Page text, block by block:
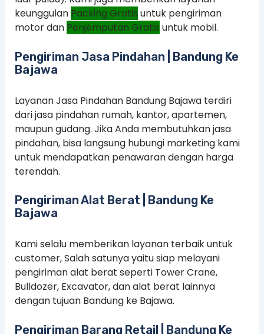
keunggulan Packing Gratis untuk pengiriman
motor dan Penjemputan Gratis untuk mobil.
Pengiriman Jasa Pindahan | Bandung Ke
Bajawa
Layanan Jasa Pindahan Bandung Bajawa terdiri
dari jasa pindahan rumah, kantor, apartemen,
maupun gudang. Jika Anda membutuhkan jasa
pindahan, bisa langsung hubungi marketing kami
untuk mendapatkan penawaran dengan harga
terendah.
Pengiriman Alat Berat | Bandung Ke
Bajawa
Kami selalu memberikan layanan terbaik untuk
customer, Salah satunya yaitu siap melayani
pengiriman alat berat seperti Tower Crane,
Bulldozer, Excavator, dan alat berat lainnya
dengan tujuan Bandung ke Bajawa.
Pengiriman Barang Retail | Bandung Ke